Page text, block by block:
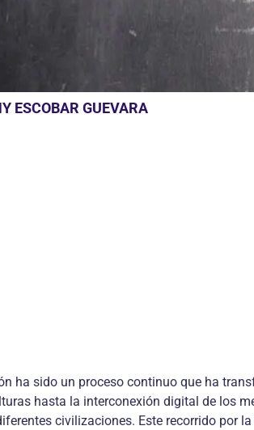
ESCOBAR GUEVARA
ha sido un proceso continuo que ha
hasta la interconexión digital de los
civilizaciones. Este recorrido por